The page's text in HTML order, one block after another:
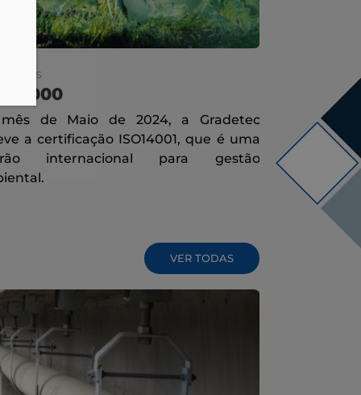
14000
de Maio de 2024, a Gradetec
a certificação ISO14001, que é uma
internacional para gestão
FEIMEC
A FEIMEC
e
e a
VER TODAS